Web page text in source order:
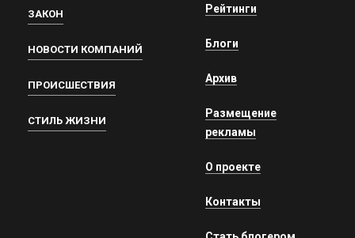
ЗАКОН
НОВОСТИ КОМПАНИЙ
ПРОИСШЕСТВИЯ
СТИЛЬ ЖИЗНИ
Рейтинги
Блоги
Архив
Размещение
рекламы
О проекте
Контакты